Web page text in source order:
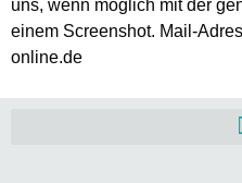
uns, wenn möglich mit der
einem Screenshot. Mail-
online.de